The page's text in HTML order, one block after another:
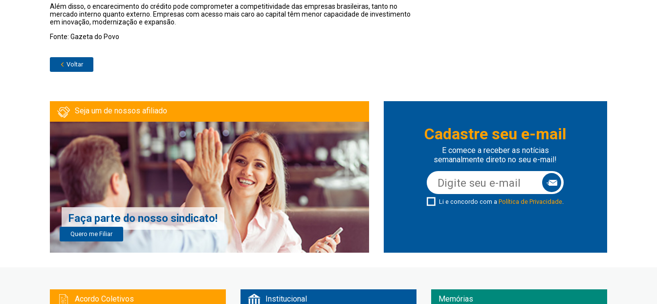
Além disso, o encarecimento do crédito pode comprometer a competitividade das empresas brasileiras, tanto no
mercado interno quanto externo. Empresas com acesso mais caro ao capital têm menor capacidade de investimento
em inovação, modernização e expansão.
Fonte: Gazeta do Povo
Voltar
Seja um de nossos afiliado
Faça parte do nosso sindicato!
Quero me Filiar
Cadastre seu e-mail
E comece a receber as notícias
semanalmente direto no seu e-mail!
Li e concordo com aPolítica de Privacidade.
Acordo Coletivos Institucional Memórias